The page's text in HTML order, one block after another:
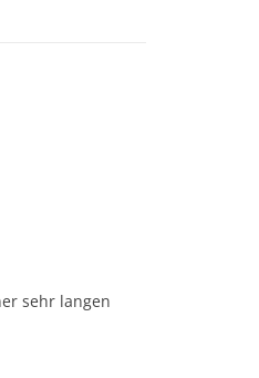
sehr langen